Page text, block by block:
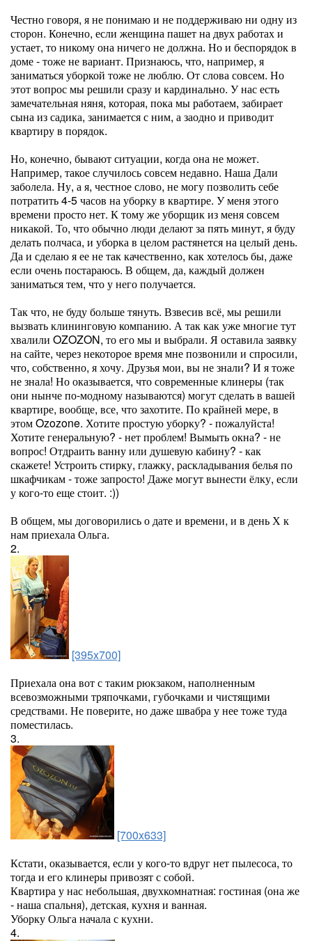
Честно говоря, я не понимаю и не поддерживаю ни одну из
сторон. Конечно, если женщина пашет на двух работах и
устает, то никому она ничего не должна. Но и беспорядок в
доме - тоже не вариант. Признаюсь, что, например, я
заниматься уборкой тоже не люблю. От слова совсем. Но
этот вопрос мы решили сразу и кардинально. У нас есть
замечательная няня, которая, пока мы работаем, забирает
сына из садика, занимается с ним, а заодно и приводит
квартиру в порядок.
Но, конечно, бывают ситуации, когда она не может.
Например, такое случилось совсем недавно. Наша Дали
заболела. Ну, а я, честное слово, не могу позволить себе
потратить 4-5 часов на уборку в квартире. У меня этого
времени просто нет. К тому же уборщик из меня совсем
никакой. То, что обычно люди делают за пять минут, я буду
делать полчаса, и уборка в целом растянется на целый день.
Да и сделаю я ее не так качественно, как хотелось бы, даже
если очень постараюсь. В общем, да, каждый должен
заниматься тем, что у него получается.
Так что, не буду больше тянуть. Взвесив всё, мы решили
вызвать клининговую компанию. А так как уже многие тут
хвалили OZOZON, то его мы и выбрали. Я оставила заявку
на сайте, через некоторое время мне позвонили и спросили,
что, собственно, я хочу. Друзья мои, вы не знали? И я тоже
не знала! Но оказывается, что современные клинеры (так
они нынче по-модному называются) могут сделать в вашей
квартире, вообще, все, что захотите. По крайней мере, в
этом Ozozone. Хотите простую уборку? - пожалуйста!
Хотите генеральную? - нет проблем! Вымыть окна? - не
вопрос! Отдраить ванну или душевую кабину? - как
скажете! Устроить стирку, глажку, раскладывания белья по
шкафчикам - тоже запросто! Даже могут вынести ёлку, если
у кого-то еще стоит. :))
В общем, мы договорились о дате и времени, и в день Х к
нам приехала Ольга.
2.
[395x700]
Приехала она вот с таким рюкзаком, наполненным
всевозможными тряпочками, губочками и чистящими
средствами. Не поверите, но даже швабра у нее тоже туда
поместилась.
3.
[700x633]
Кстати, оказывается, если у кого-то вдруг нет пылесоса, то
тогда и его клинеры привозят с собой.
Квартира у нас небольшая, двухкомнатная: гостиная (она же
- наша спальня), детская, кухня и ванная.
Уборку Ольга начала с кухни.
4.